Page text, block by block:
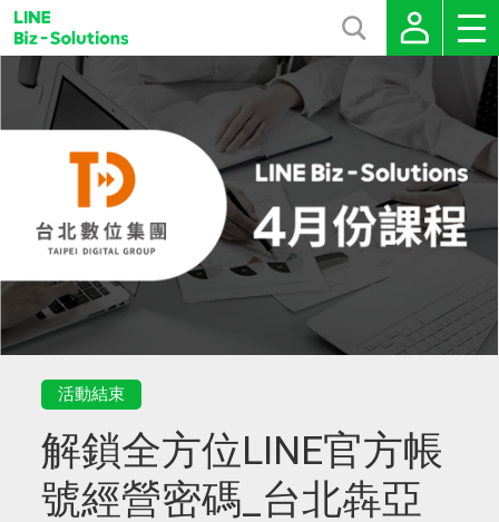
活動結束
解鎖全方位LINE官方帳
號經營密碼_台北犇亞